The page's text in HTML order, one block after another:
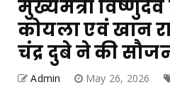
मुख्यमंत्री
कोयला एवं खान
चंद्र दुबे ने की
Admin May 26, 2026